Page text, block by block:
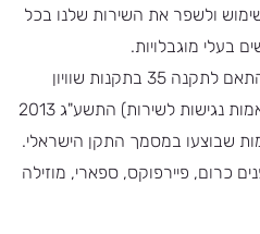
ולשפר את השירות שלנו בכל
בעלי מוגבלויות.
התאמת הנגישות שלנו בוצעה בהתאם לתקנה 35 בתקנות שוויון
זכויות לאנשים עם מוגבלות (התאמות נגישות לשירות) התשע"ג 2013
כרום, פיירפוקס, ספארי, מוזילה